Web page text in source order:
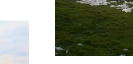
Claudiundmathias